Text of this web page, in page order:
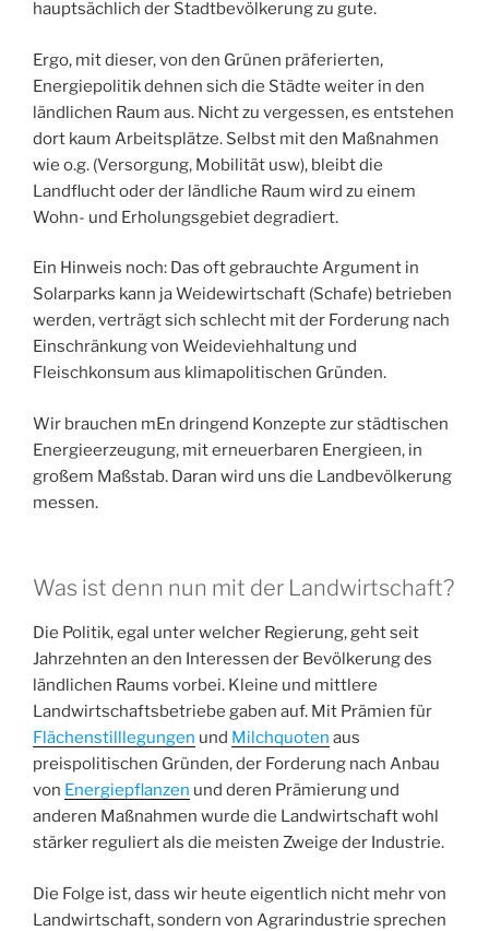
hauptsächlich der Stadtbevölkerung zu gute.
Ergo, mit dieser, von den Grünen präferierten,
Energiepolitik dehnen sich die Städte weiter in den
ländlichen Raum aus. Nicht zu vergessen, es entstehen
dort kaum Arbeitsplätze. Selbst mit den Maßnahmen
wie o.g. (Versorgung, Mobilität usw), bleibt die
Landflucht oder der ländliche Raum wird zu einem
Wohn- und Erholungsgebiet degradiert.
Ein Hinweis noch: Das oft gebrauchte Argument in
Solarparks kann ja Weidewirtschaft (Schafe) betrieben
werden, verträgt sich schlecht mit der Forderung nach
Einschränkung von Weideviehhaltung und
Fleischkonsum aus klimapolitischen Gründen.
Wir brauchen mEn dringend Konzepte zur städtischen
Energieerzeugung, mit erneuerbaren Energieen, in
großem Maßstab. Daran wird uns die Landbevölkerung
messen.
Was ist denn nun mit der Landwirtschaft?
Die Politik, egal unter welcher Regierung, geht seit
Jahrzehnten an den Interessen der Bevölkerung des
ländlichen Raums vorbei. Kleine und mittlere
Landwirtschaftsbetriebe gaben auf. Mit Prämien für
Flächenstilllegungen und Milchquoten aus
preispolitischen Gründen, der Forderung nach Anbau
von Energiepflanzen und deren Prämierung und
anderen Maßnahmen wurde die Landwirtschaft wohl
stärker reguliert als die meisten Zweige der Industrie.
Die Folge ist, dass wir heute eigentlich nicht mehr von
Landwirtschaft, sondern von Agrarindustrie sprechen